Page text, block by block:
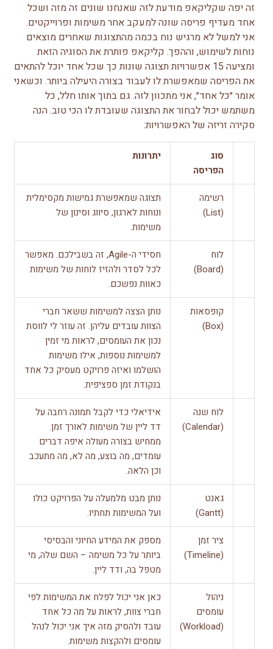
זה יפה שקליקאפ מודעת לזה שאנחנו שונים זה מזה ושכל
אחד מעדיף פריסה שונה למעקב אחר משימות ופרוייקטים.
אני למשל לא מרגיש נוח בכמה מהתצוגות שאחרים מוצאים
נוחות לשימוש, וההפך. קליקאפ פותרת את הסוגיה הזאת
ומציעה 15 אפשרויות תצוגה שונות כך שכל אחד יוכל להתאים
את הפריסה שמאפשרת לו לעבוד בצורה היעילה ביותר. וכשאני
אומר ״כל אחד״, אני מתכוון לזה. גם בתוך אותו חלל, כל
משתמש יכול לבחור את התצוגה שעובדת לו הכי טוב. הנה
סקירה זריזה של האפשרויות:
סוג
הפריסה
יתרונות
רשימה
(List)
תצוגה שמאפשרת גמישות מקסימלית
ונוחות לארגון, סיווג וסינון של
משימות.
לוח
(Board)
חסידי ה-Agile, זה בשבילכם. מאפשר
לכל לסדר ולהזיז לוחות של משימות
כאוות נפשכם.
קופסאות
(Box)
נותן הצצה למשימות ששאר חברי
הצוות עובדים עליהן. זה עוזר לי לווסת
נכון את העומסים, לראות מי זמין
למשימות נוספות, אילו משימות
הושלמו ואיזה פרויקט מעסיק כל אחד
בנקודת זמן ספציפית.
לוח שנה
(Calendar)
אידיאלי כדי לקבל תמונה רחבה על
דד ליין של משימות לאורך זמן.
ממחיש בצורה מעולה איפה דברים
עומדים, מה בוצע, מה לא, מה מתעכב
וכן הלאה.
גאנט
(Gantt)
נותן מבט מלמעלה על הפרויקט כולו
ועל המשימות תחתיו.
ציר זמן
(Timeline)
מספק את המידע החיוני והבסיסי
ביותר על כל משימה – השם שלה, מי
מטפל בה, ודד ליין.
ניהול
עומסים
(Workload)
כאן אני יכול לפלח את המשימות לפי
חברי צוות, לראות על מה כל אחד
עובד ולהסיק מזה איך אני יכול לנהל
עומסים ולהקצות משימות.